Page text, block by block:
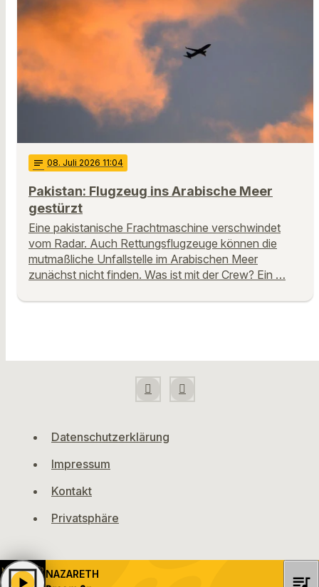
notes 08. Juli 2026 11:04
Pakistan: Flugzeug ins Arabische Meer
gestürzt
Eine pakistanische Frachtmaschine verschwindet
vom Radar. Auch Rettungsflugzeuge können die
mutmaßliche Unfallstelle im Arabischen Meer
zunächst nicht finden. Was ist mit der Crew? Ein …
Datenschutzerklärung
Impressum
Kontakt
Privatsphäre
NAZARETH
play_arrow queue_music